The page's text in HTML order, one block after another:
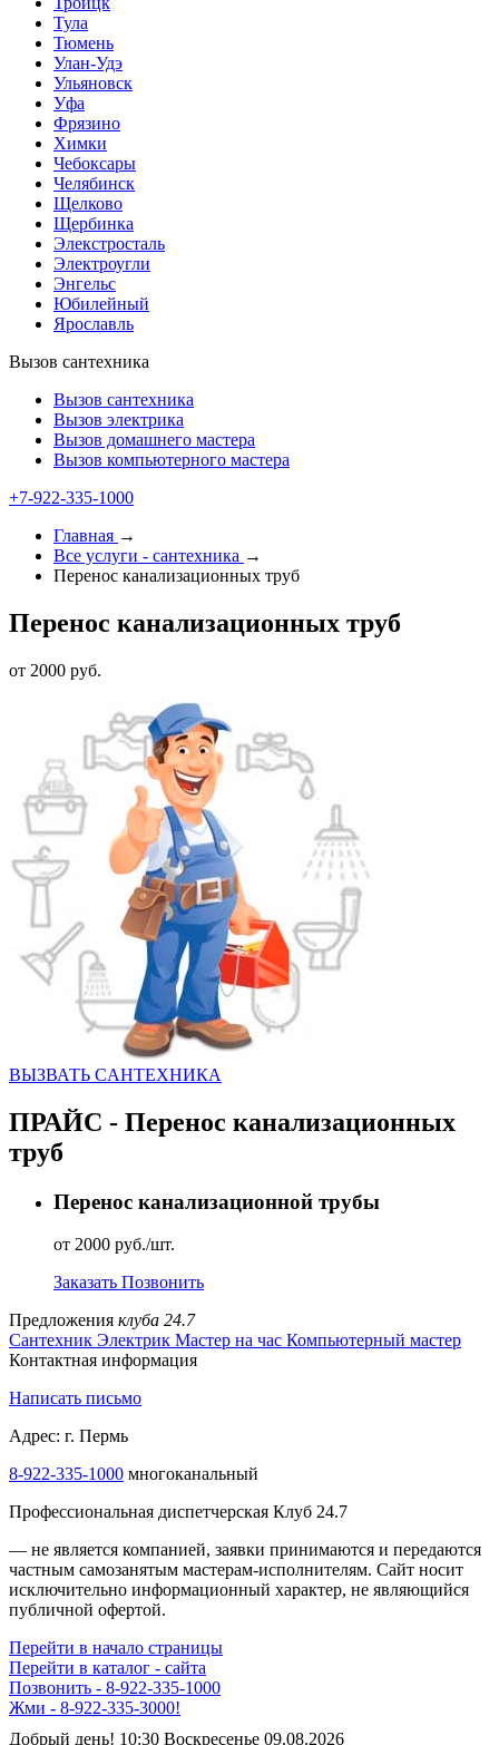
Тула
Тюмень
Улан-Удэ
Ульяновск
Уфа
Фрязино
Химки
Чебоксары
Челябинск
Щелково
Щербинка
Элекстросталь
Электроугли
Энгельс
Юбилейный
Ярославль
Вызов сантехника
Вызов сантехника
Вызов электрика
Вызов домашнего мастера
Вызов компьютерного мастера
+7-922-335-1000
Главная →
Все услуги - cантехника →
Перенос канализационных труб
Перенос канализационных труб
от 2000 руб.
ВЫЗВАТЬ CАНТЕХНИКА
ПРАЙС - Перенос канализационных
труб
Перенос канализационной трубы
от 2000 руб./шт.
Заказать Позвонить
Предложения клуба 24.7
Сантехник Электрик Мастер на час Компьютерный мастер
Контактная информация
Написать письмо
Адрес: г. Пермь
8-922-335-1000 многоканальный
Профессиональная диспетчерская Клуб 24.7
— не является компанией, заявки принимаются и передаются
частным самозанятым мастерам‑исполнителям. Сайт носит
исключительно информационный характер, не являющийся
публичной офертой.
Перейти в начало страницы
Перейти в каталог - сайта
Позвонить - 8-922-335-1000
Жми - 8-922-335-3000!
Добрый день! 10:30 Воскресенье 09.08.2026